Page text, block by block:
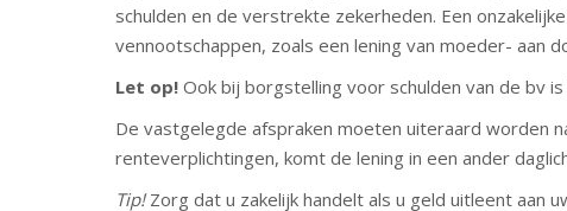
schulden en de verstrekte zekerheden. Een
vennootschappen, zoals een lening van moeder- aan
Let op! Ook bij borgstelling voor schulden van de bv
De vastgelegde afspraken moeten uiteraard worden
renteverplichtingen, komt de lening in een ander
Tip!Zorg dat u zakelijk handelt als u geld uitleent aan